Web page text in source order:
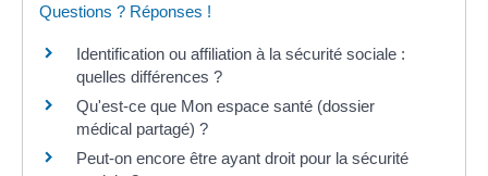
Questions ? Réponses !
Identification ou affiliation à la sécurité sociale :
quelles différences ?
Qu'est-ce que Mon espace santé (dossier
médical partagé) ?
Peut-on encore être ayant droit pour la sécurité